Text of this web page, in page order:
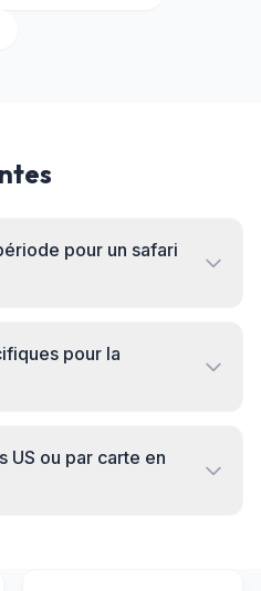
pour un safari
pour la
US ou par carte en